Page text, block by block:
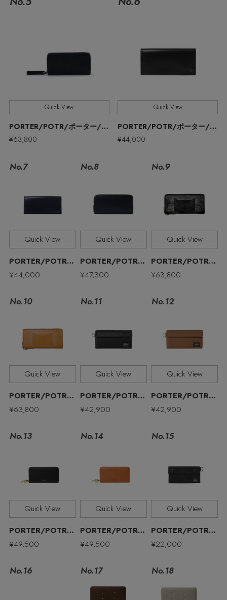
クラッチバッグ
ボストンバッグ
スーツケース
アイウェア
ベルト
グローブ
レッグウェア
ポーチ
その他(傘・ハンカチ・時計など)
ネックレス
コサージュ・ブローチ
アンクレット
シューズ
水着・スイムウェア
CONTENTS
NEW IN BRAND
BRAND NEWS
HOT STYLE
メルマガ PICKUP
エディター厳選ギフト
Quick View
PORTER/POTR/ポーター/ピー・オー・ティー・アール
¥63,800
Quick View
PORTER/POTR/ポーター/ピー・オー・ティー・アール
¥44,000
No.7
Quick View
PORTER/POTR/ポーター/ピー・オー・ティー・アール
¥44,000
No.8
Quick View
PORTER/POTR/ポーター/ピー・オー・ティー・アール
¥47,300
No.9
Quick View
PORTER/POTR/ポーター/ピー・オー・ティー・アール
¥63,800
No.10
Quick View
PORTER/POTR/ポーター/ピー・オー・ティー・アール
¥63,800
No.11
Quick View
PORTER/POTR/ポーター/ピー・オー・ティー・アール
¥42,900
No.12
Quick View
PORTER/POTR/ポーター/ピー・オー・ティー・アール
¥42,900
No.13
Quick View
PORTER/POTR/ポーター/ピー・オー・ティー・アール
¥49,500
No.14
Quick View
PORTER/POTR/ポーター/ピー・オー・ティー・アール
¥49,500
No.15
Quick View
PORTER/POTR/ポーター/ピー・オー・ティー・アール
¥22,000
No.16 No.17 No.18